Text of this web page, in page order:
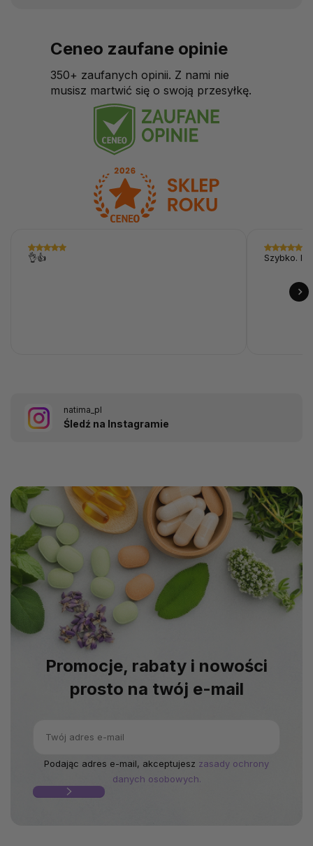
Ceneo zaufane opinie
350+ zaufanych opinii. Z nami nie
musisz martwić się o swoją przesyłkę.
👌👍 Szybko. I
natima_pl
Śledź na Instagramie
Promocje, rabaty i nowości
prosto na twój e-mail
Podając adres e-mail, akceptujesz zasady ochrony
danych osobowych.